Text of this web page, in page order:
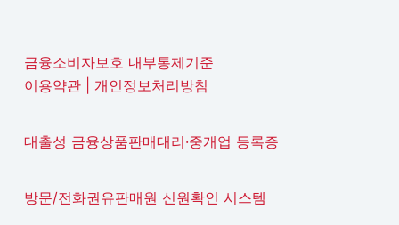
금융소비자보호 내부통제기준
이용약관| 개인정보처리방침
대출성 금융상품판매대리·중개업 등록증
방문/전화권유판매원 신원확인 시스템